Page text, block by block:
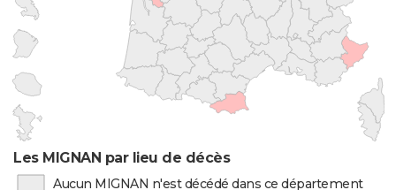
Les MIGNAN par lieu de décès
Aucun MIGNAN n'est décédé dans ce département